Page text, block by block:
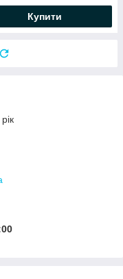
Купити